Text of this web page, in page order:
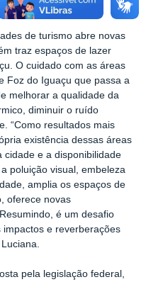
de turismo abre novas
traz espaços de lazer
O cuidado com as áreas
Foz do Iguaçu que passa a
melhorar a qualidade da
diminuir o ruído
“Como resultados mais
existência dessas áreas
cidade e a disponibilidade
poluição visual, embeleza
amplia os espaços de
oferece novas
é um desafio
e reverberações
pela legislação federal,